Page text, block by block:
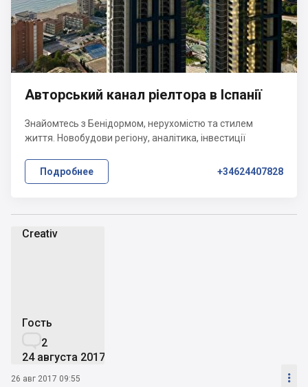
Creativ
Гость
2
24 августа 2017
26 авг 2017 09:55 
Авторський канал ріелтора в Іспанії
Знайомтесь з Бенідормом, нерухомістю та стилем
життя. Новобудови регіону, аналітика, інвестиції
Подробнее +34624407828